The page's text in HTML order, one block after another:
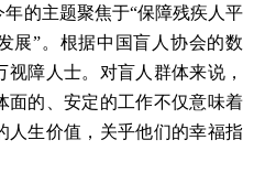
的主题聚焦于“保障残疾人平
展”。根据中国盲人协会的数
视障人士。对盲人群体来说，
面的、安定的工作不仅意味着
人生价值，关乎他们的幸福指